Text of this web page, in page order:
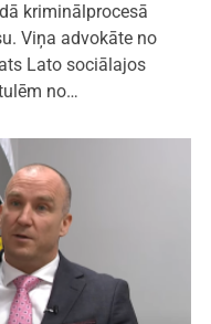
kriminālprocesā
Viņa advokāte no
Lato sociālajos
no…